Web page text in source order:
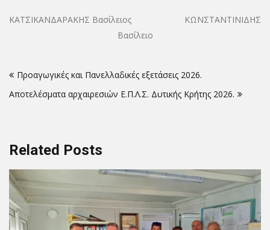
ΚΑΤΣΙΚΑΝΔΑΡΑΚΗΣ Βασίλειος ΚΩΝΣΤΑΝΤΙΝΙΔΗΣ
Βασίλειο
άρθρων
Προαγωγικές και Πανελλαδικές εξετάσεις 2026.
Αποτελέσματα αρχαιρεσιών Ε.Π.Λ.Σ. Δυτικής Κρήτης 2026.
Related Posts